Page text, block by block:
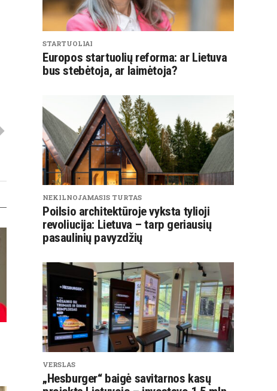
STARTUOLIAI
Europos startuolių reforma: ar Lietuva
bus stebėtoja, ar laimėtoja?
NEKILNOJAMASIS TURTAS
Poilsio architektūroje vyksta tylioji
revoliucija: Lietuva – tarp geriausių
pasaulinių pavyzdžių
VERSLAS
„Hesburger“ baigė savitarnos kasų